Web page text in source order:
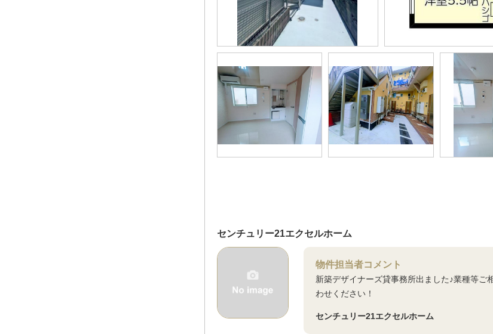
センチュリー21エクセルホーム
物件担当者コメント
新築デザイナーズ貸事務所出ました♪業種等ご
わせください！
センチュリー21エクセルホーム